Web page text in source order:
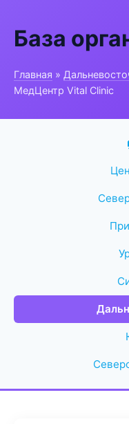
База
Главная »
МедЦентр Vital Clinic